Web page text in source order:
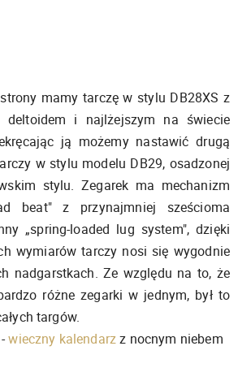
mamy tarczę w stylu DB28XS z
deltoidem i najlżejszym na świecie
ją możemy nastawić drugą
w stylu modelu DB29, osadzonej
stylu. Zegarek ma mechanizm
beat" z przynajmniej sześcioma
„spring-loaded lug system", dzięki
wymiarów tarczy nosi się wygodnie
nadgarstkach. Ze względu na to, że
różne zegarki w jednym, był to
targów.
-wieczny kalendarzz nocnym niebem